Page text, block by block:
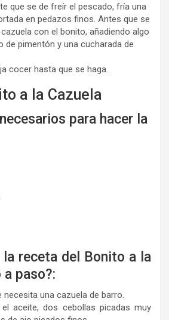
que se de freír el pescado, fría una
en pedazos finos. Antes que se
con el bonito, añadiendo algo
de pimentón y una cucharada de
cocer hasta que se haga.
a la Cazuela
para hacer la
la receta del Bonito a la
a paso?:
necesita una cazuela de barro.
aceite, dos cebollas picadas muy